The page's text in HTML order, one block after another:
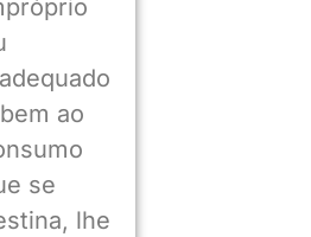
ao
se
lhe